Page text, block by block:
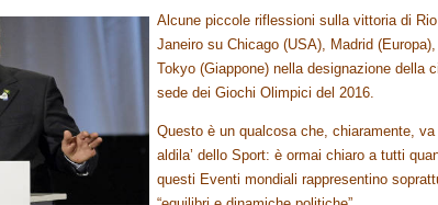
Alcune piccole riflessioni sulla vittoria di
Janeiro su Chicago (USA), Madrid (Europa),
Tokyo (Giappone) nella designazione della
sede dei Giochi Olimpici del 2016.
Questo è un qualcosa che, chiaramente, va
aldila’ dello Sport: è ormai chiaro a tutti
questi Eventi mondiali rappresentino